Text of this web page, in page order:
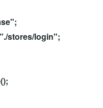
stores/login";